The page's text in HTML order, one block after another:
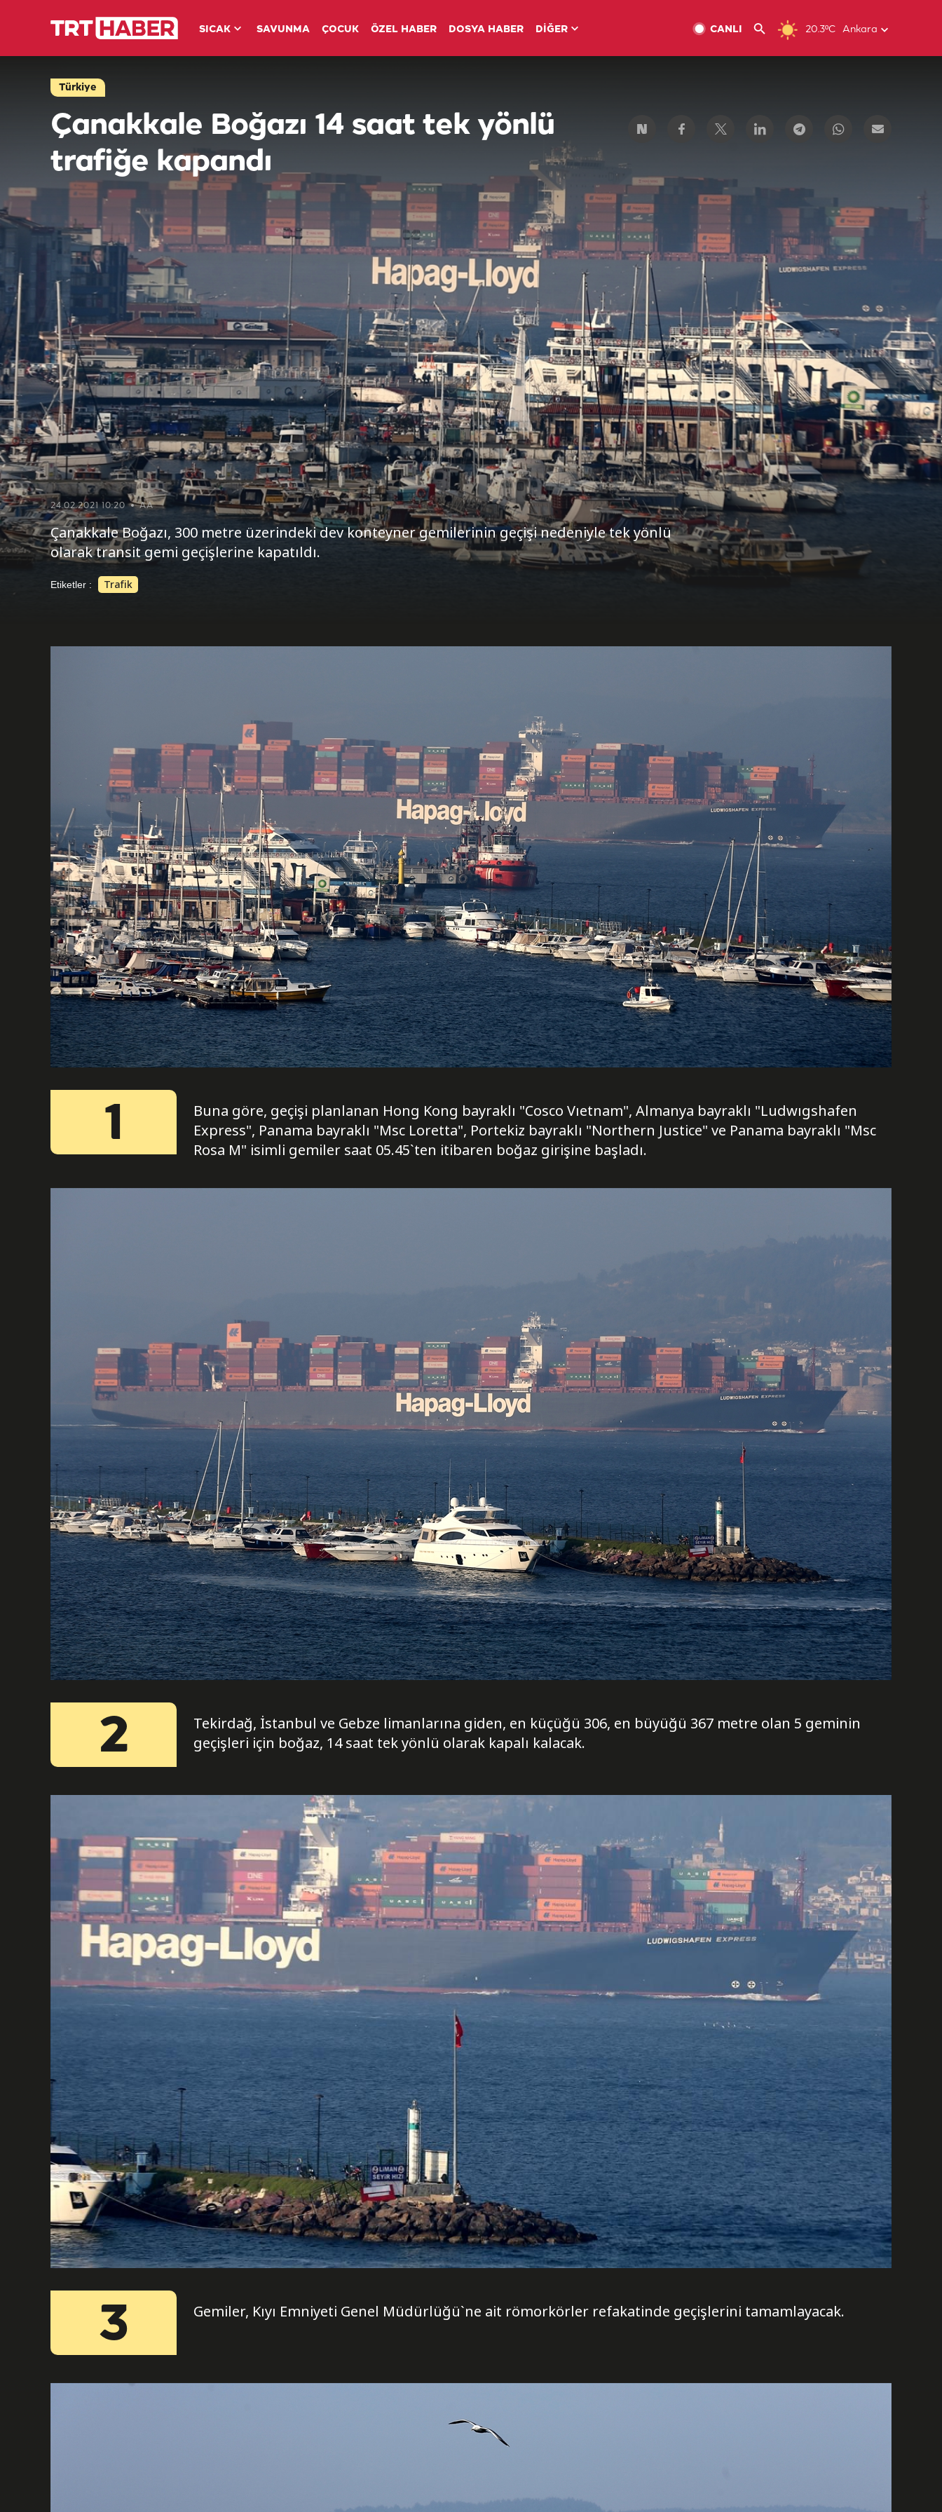
SICAK SAVUNMA ÇOCUK ÖZEL HABER DOSYA HABER DİĞER 20.3ºC Ankara
CANLI
Türkiye
Çanakkale Boğazı 14 saat tek yönlü
trafiğe kapandı
24.02.2021 10:20 AA
Çanakkale Boğazı, 300 metre üzerindeki dev konteyner gemilerinin geçişi nedeniyle tek yönlü
olarak transit gemi geçişlerine kapatıldı.
Etiketler : Trafik
1
Buna göre, geçişi planlanan Hong Kong bayraklı "Cosco Vıetnam", Almanya bayraklı "Ludwıgshafen
Express", Panama bayraklı "Msc Loretta", Portekiz bayraklı "Northern Justice" ve Panama bayraklı "Msc
Rosa M" isimli gemiler saat 05.45`ten itibaren boğaz girişine başladı.
2
Tekirdağ, İstanbul ve Gebze limanlarına giden, en küçüğü 306, en büyüğü 367 metre olan 5 geminin
geçişleri için boğaz, 14 saat tek yönlü olarak kapalı kalacak.
3 Gemiler, Kıyı Emniyeti Genel Müdürlüğü`ne ait römorkörler refakatinde geçişlerini tamamlayacak.